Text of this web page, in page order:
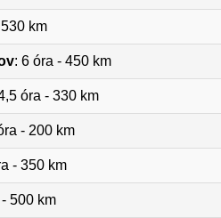
km
: 6 óra - 450 km
óra - 330 km
- 200 km
- 350 km
500 km